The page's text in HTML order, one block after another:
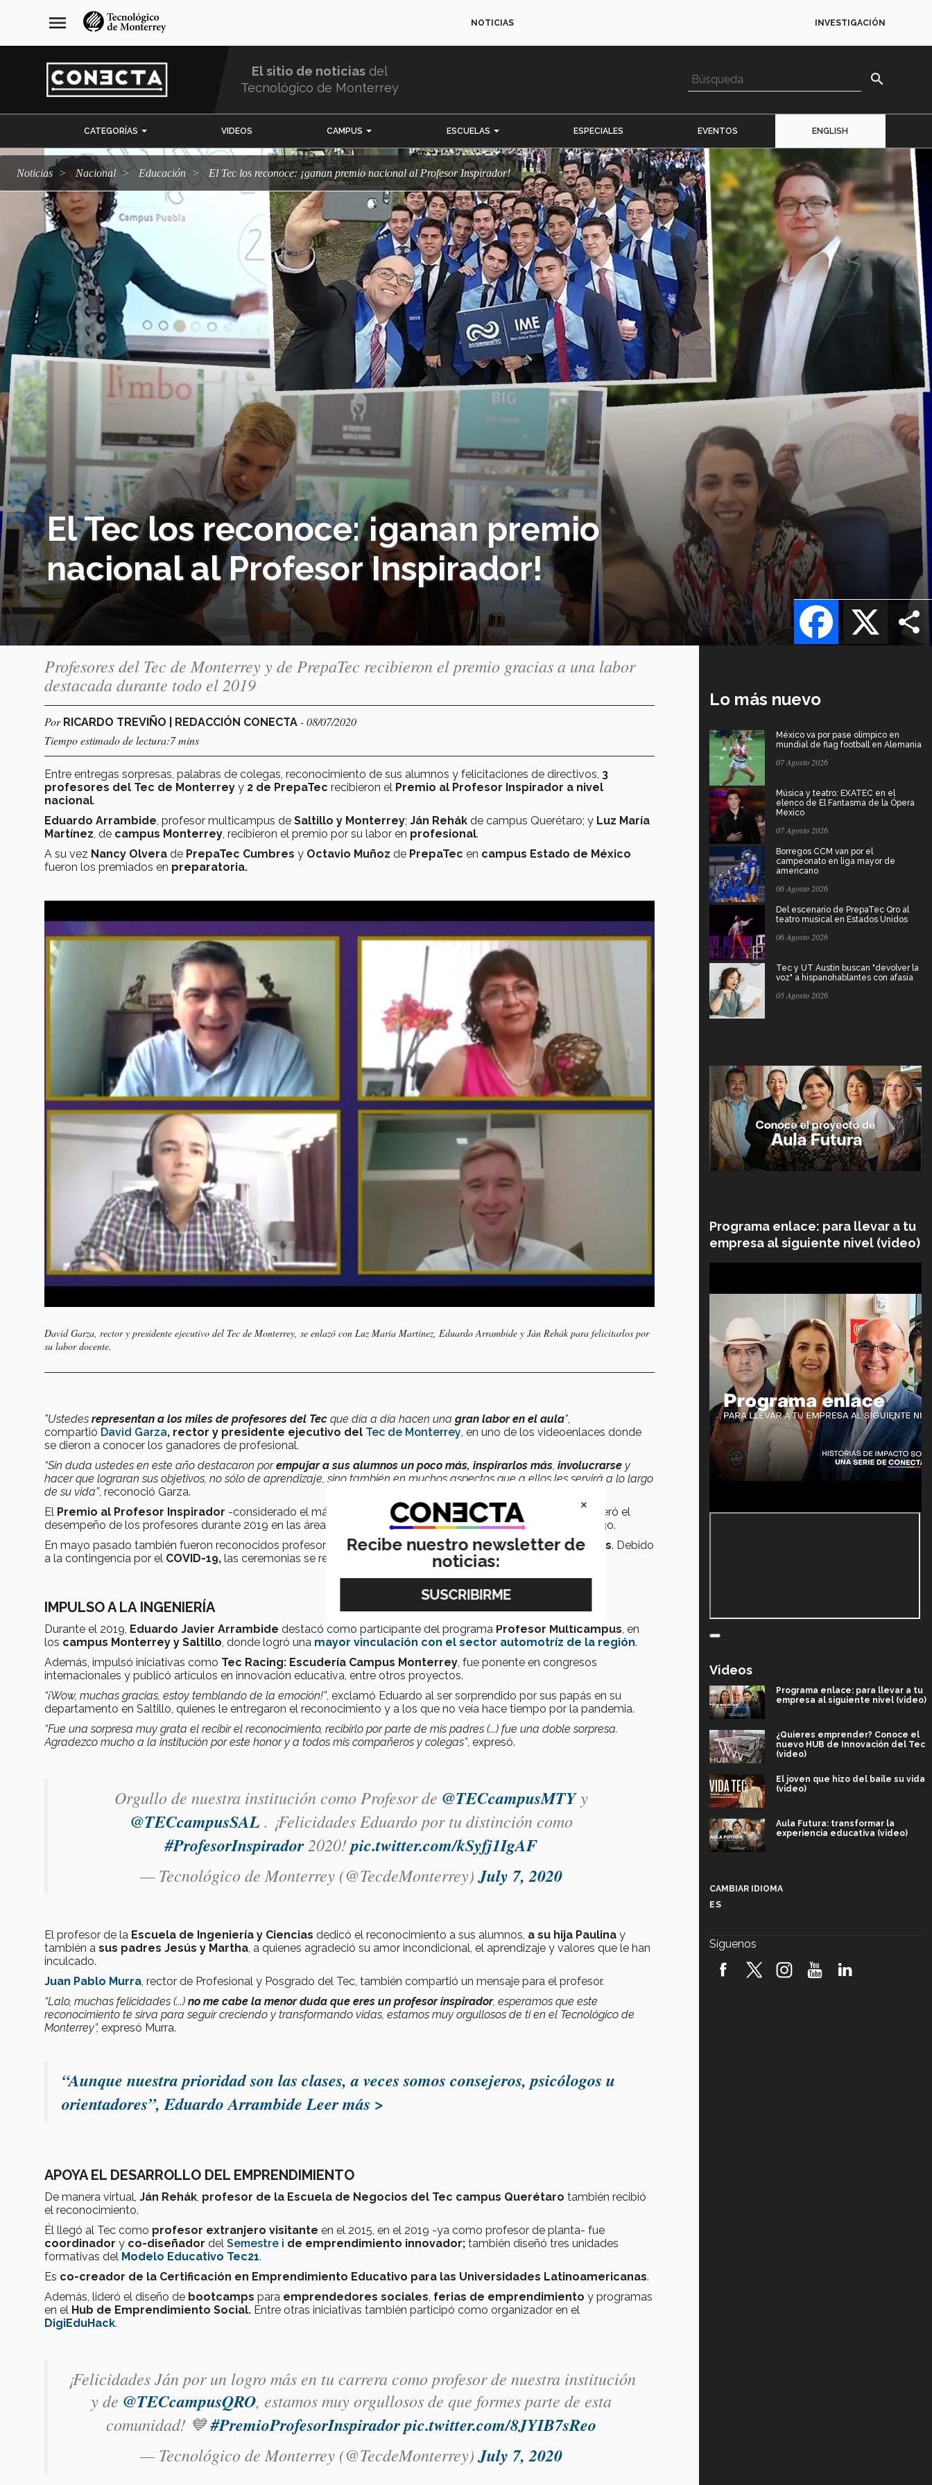
navegación
principal
menu NOTICIAS INVESTIGACIÓN
El sitio de noticias del
Tecnológico de Monterrey
search
CATEGORÍAS VIDEOS CAMPUS ESCUELAS ESPECIALES EVENTOS ENGLISH
Noticias Nacional Educación El Tec los reconoce: ¡ganan premio nacional al Profesor Inspirador!
El Tec los reconoce: ¡ganan premio
nacional al Profesor Inspirador!
X
Facebook
Profesores del Tec de Monterrey y de PrepaTec recibieron el premio gracias a una labor
destacada durante todo el 2019
Por RICARDO TREVIÑO | REDACCIÓN CONECTA - 08/07/2020
Tiempo estimado de lectura:7 mins
Entre entregas sorpresas, palabras de colegas, reconocimiento de sus alumnos y felicitaciones de directivos, 3
profesores del Tec de Monterrey y 2 de PrepaTec recibieron el Premio al Profesor Inspirador a nivel
nacional.
Eduardo Arrambide , profesor multicampus de Saltillo y Monterrey; Ján Rehák de campus Querétaro; y Luz María
Martínez , de campus Monterrey , recibieron el premio por su labor en profesional.
A su vez Nancy Olvera de PrepaTec Cumbres y Octavio Muñoz de PrepaTec en campus Estado de México
fueron los premiados en preparatoria.
David Garza, rector y presidente ejecutivo del Tec de Monterrey, se enlazó con Luz María Martínez, Eduardo Arrambide y Ján Rehák para felicitarlos por
su labor docente.
"Ustedes representan a los miles de profesores del Tec que día a día hacen una gran labor en el aula",
compartió David Garza, rector y presidente ejecutivo del Tec de Monterrey, en uno de los videoenlaces donde
se dieron a conocer los ganadores de profesional.
“Sin duda ustedes en este año destacaron porempujar a sus alumnos un poco más, inspirarlos más, involucrarse y
hacer que lograran sus objetivos, no sólo de aprendizaje, sino también en muchos aspectos que a ellos les servirá a lo largo
de su vida”, reconoció Garza.
El Premio al Profesor Inspirador -considerado el máximo reconocimiento institucional a docentes- consideró el
desempeño de los profesores durante 2019 en las áreas de Docencia, Vitalidad Intelectual, Servicio y Liderazgo.
En mayo pasado también fueron reconocidos profesores que ganaron esta distinción en laetapa de campus. Debido
a la contingencia por el COVID-19, las ceremonias se realizaron de manera virtual.
IMPULSO A LA INGENIERÍA
Durante el 2019, Eduardo Javier Arrambide destacó como participante del programa Profesor Multicampus, en
los campus Monterrey y Saltillo, donde logró una mayor vinculación con el sector automotríz de la región.
Además, impulsó iniciativas como Tec Racing: Escudería Campus Monterrey, fue ponente en congresos
internacionales y publicó artículos en innovación educativa, entre otros proyectos.
“¡Wow, muchas gracias, estoy temblando de la emoción!”, exclamó Eduardo al ser sorprendido por sus papás en su
departamento en Saltillo, quienes le entregaron el reconocimiento y a los que no veía hace tiempo por la pandemia.
“Fue una sorpresa muy grata el recibir el reconocimiento, recibirlo por parte de mis padres (...) fue una doble sorpresa.
Agradezco mucho a la institución por este honor y a todos mis compañeros y colegas”, expresó.
Orgullo de nuestra institución como Profesor de @TECcampusMTYy
@TECcampusSAL . ¡Felicidades Eduardo por tu distinción como
#ProfesorInspirador2020!pic.twitter.com/kSyfj1IgAF
— Tecnológico de Monterrey (@TecdeMonterrey)July 7, 2020
El profesor de la Escuela de Ingeniería y Ciencias dedicó el reconocimiento a sus alumnos, a su hija Paulina y
también a sus padres Jesús y Martha, a quienes agradeció su amor incondicional, el aprendizaje y valores que le han
inculcado.
Juan Pablo Murra, rector de Profesional y Posgrado del Tec, también compartió un mensaje para el profesor.
“Lalo, muchas felicidades (...) no me cabe la menor duda que eres un profesor inspirador, esperamos que este
reconocimiento te sirva para seguir creciendo y transformando vidas, estamos muy orgullosos de ti en el Tecnológico de
Monterrey”, expresó Murra.
“Aunque nuestra prioridad son las clases, a veces somos consejeros, psicólogos u
orientadores”, Eduardo Arrambide Leer más >
APOYA EL DESARROLLO DEL EMPRENDIMIENTO
De manera virtual, Ján Rehák, profesor de la Escuela de Negocios del Tec campus Querétaro también recibió
el reconocimiento.
Él llegó al Tec como profesor extranjero visitante en el 2015, en el 2019 -ya como profesor de planta- fue
coordinador y co-diseñador del Semestre i de emprendimiento innovador; también diseñó tres unidades
formativas del Modelo Educativo Tec21.
Es co-creador de la Certificación en Emprendimiento Educativo para las Universidades Latinoamericanas.
Además, lideró el diseño de bootcamps para emprendedores sociales, ferias de emprendimiento y programas
en el Hub de Emprendimiento Social. Entre otras iniciativas también participó como organizador en el
DigiEduHack.
¡Felicidades Ján por un logro más en tu carrera como profesor de nuestra institución
y de @TECcampusQRO, estamos muy orgullosos de que formes parte de esta
comunidad! 💙#PremioProfesorInspiradorpic.twitter.com/8JYIB7sReo
— Tecnológico de Monterrey (@TecdeMonterrey)July 7, 2020
Lo más nuevo
México va por pase olímpico en
mundial de flag football en Alemania
07 Agosto 2026
Música y teatro: EXATEC en el
elenco de El Fantasma de la Ópera
Mexico
07 Agosto 2026
Borregos CCM van por el
campeonato en liga mayor de
americano
06 Agosto 2026
Del escenario de PrepaTec Qro al
teatro musical en Estados Unidos
06 Agosto 2026
Tec y UT Austin buscan "devolver la
voz" a hispanohablantes con afasia
05 Agosto 2026
Programa enlace: para llevar a tu
empresa al siguiente nivel (video)
Videos
Programa enlace: para llevar a tu
empresa al siguiente nivel (video)
¿Quieres emprender? Conoce el
nuevo HUB de Innovación del Tec
(video)
El joven que hizo del baile su vida
(video)
Aula Futura: transformar la
experiencia educativa (video)
robótica FIRST 2026! (video)
CAMBIAR IDIOMA
ES
Síguenos
×
Recibe nuestro newsletter de
noticias: